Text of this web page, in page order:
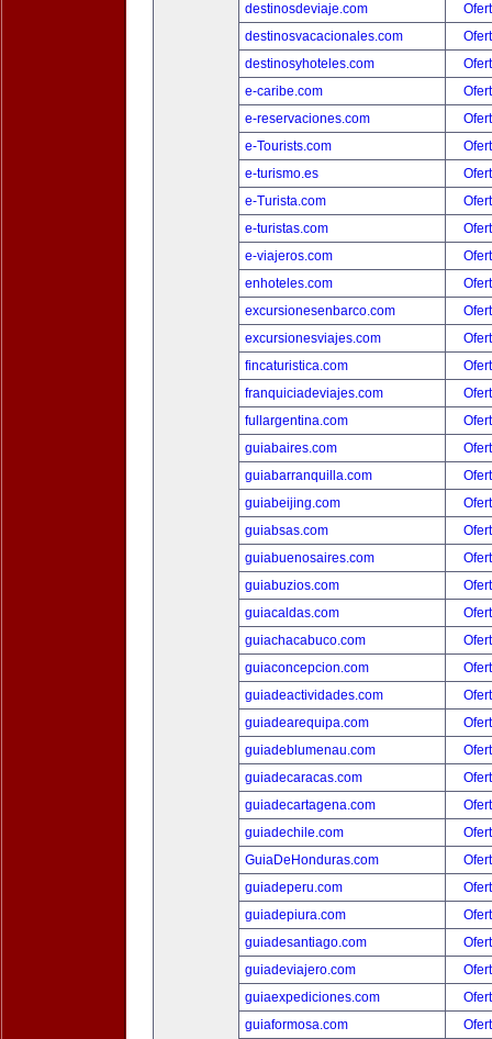
destinosdeviaje.com
destinosvacacionales.com
destinosyhoteles.com
e-caribe.com
e-reservaciones.com
e-Tourists.com
e-turismo.es
e-Turista.com
e-turistas.com
e-viajeros.com
enhoteles.com
excursionesenbarco.com
excursionesviajes.com
fincaturistica.com
franquiciadeviajes.com
fullargentina.com
guiabaires.com
guiabarranquilla.com
guiabeijing.com
guiabsas.com
guiabuenosaires.com
guiabuzios.com
guiacaldas.com
guiachacabuco.com
guiaconcepcion.com
guiadeactividades.com
guiadearequipa.com
guiadeblumenau.com
guiadecaracas.com
guiadecartagena.com
guiadechile.com
GuiaDeHonduras.com
guiadeperu.com
guiadepiura.com
guiadesantiago.com
guiadeviajero.com
guiaexpediciones.com
guiaformosa.com